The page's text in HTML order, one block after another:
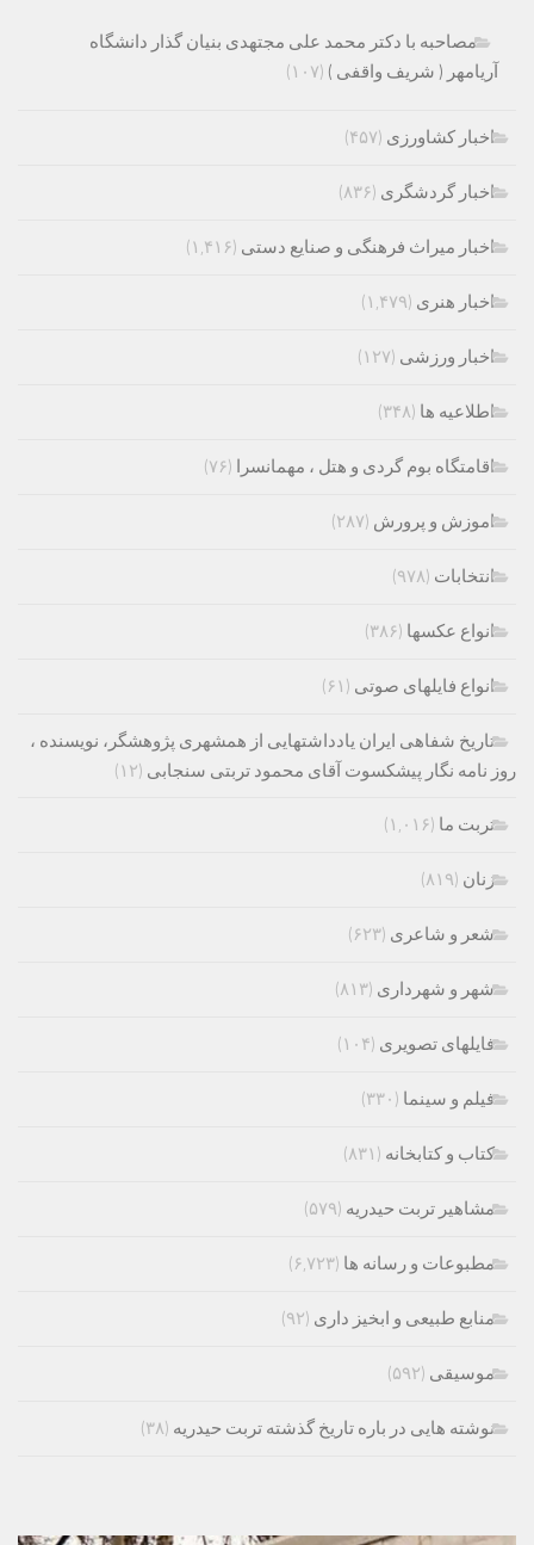
مصاحبه با دکتر محمد علی مجتهدی بنیان گذار دانشگاه
آریامهر ( شریف واقفی ) (۱۰۷)
اخبار کشاورزی (۴۵۷)
اخبار گردشگری (۸۳۶)
اخبار میراث فرهنگی و صنایع دستی (۱,۴۱۶)
اخبار هنری (۱,۴۷۹)
اخبار ورزشی (۱۲۷)
اطلاعیه ها (۳۴۸)
اقامتگاه بوم گردی و هتل ، مهمانسرا (۷۶)
اموزش و پرورش (۲۸۷)
انتخابات (۹۷۸)
انواع عکسها (۳۸۶)
انواع فایلهای صوتی (۶۱)
تاریخ شفاهی ایران یادداشتهایی از همشهری پژوهشگر، نویسنده ،
روز نامه نگار پیشکسوت آقای محمود تربتی سنجابی (۱۲)
تربت ما (۱,۰۱۶)
زنان (۸۱۹)
شعر و شاعری (۶۲۳)
شهر و شهرداری (۸۱۳)
فایلهای تصویری (۱۰۴)
فیلم و سینما (۳۳۰)
کتاب و کتابخانه (۸۳۱)
مشاهیر تربت حیدریه (۵۷۹)
مطبوعات و رسانه ها (۶,۷۲۳)
منابع طبیعی و ابخیز داری (۹۲)
موسیقی (۵۹۲)
نوشته هایی در باره تاریخ گذشته تربت حیدریه (۳۸)